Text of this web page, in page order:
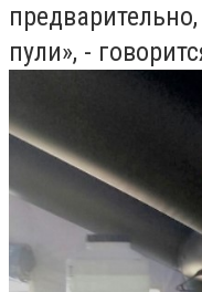
пули», -